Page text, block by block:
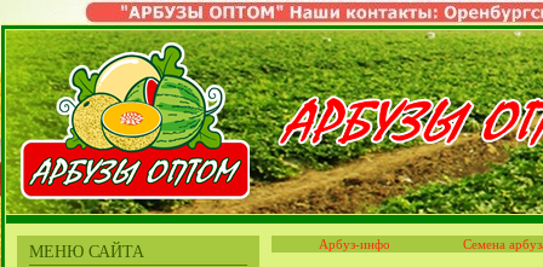
МЕНЮ САЙТА Арбуз-инфо Семена